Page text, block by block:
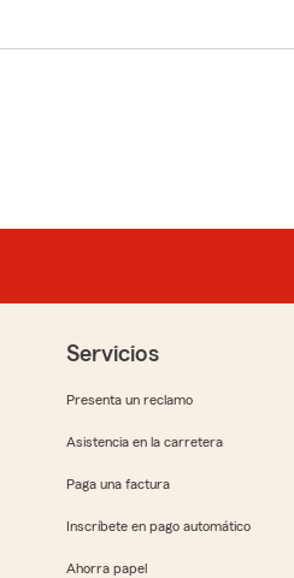
Servicios
Presenta un reclamo
Asistencia en la carretera
Paga una factura
Inscríbete en pago automático
Ahorra papel